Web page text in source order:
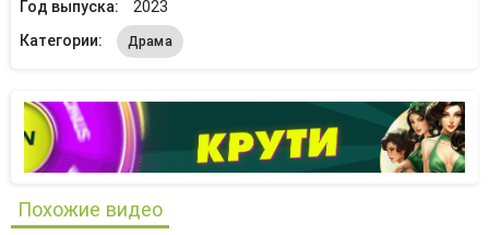
Год выпуска:
2023
Категории:
Драма
Похожие видео